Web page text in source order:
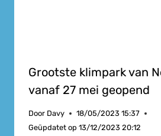
Grootste klimpark van
vanaf 27 mei geopend
Door Davy
18/05/2023 15:37
Geüpdatet op 13/12/2023 20:12